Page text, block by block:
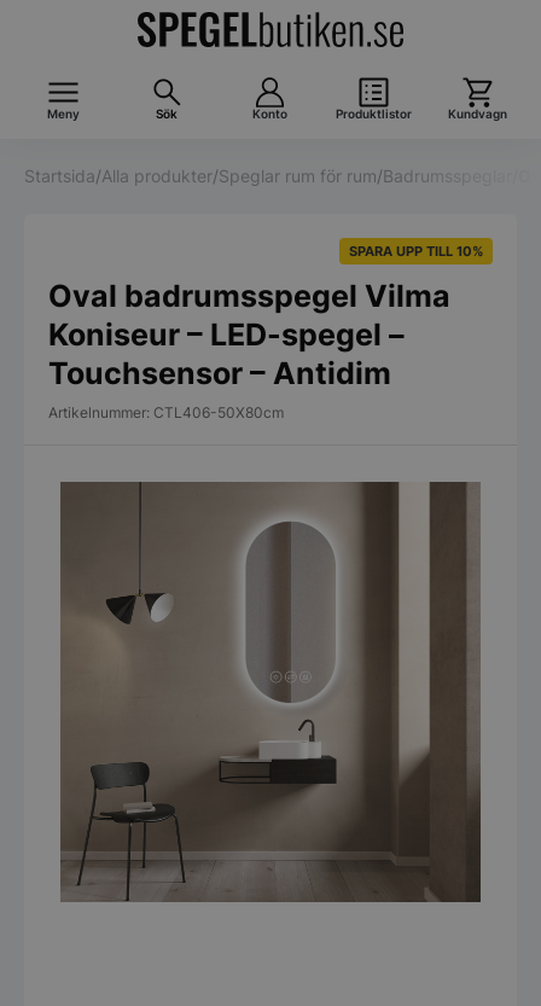
Meny Sök Konto Produktlistor Kundvagn
Startsida/Alla produkter/Speglar rum för rum/Badrumsspeglar
SPARA UPP TILL 10%
Oval badrumsspegel Vilma
Koniseur – LED-spegel –
Touchsensor – Antidim
Artikelnummer: CTL406-50X80cm